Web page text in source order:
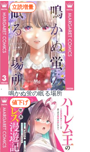
イフ
立読増量
鳴かぬ蛍の眠る場所
値下げ